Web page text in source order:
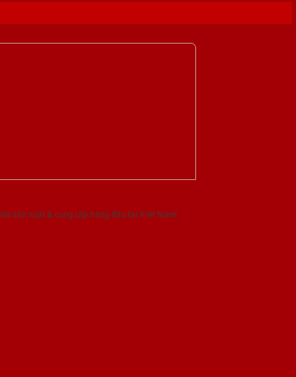
sản xuất & cung cấp hàng đầu tại Việt Nam!